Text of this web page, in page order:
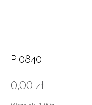
P 0840
0,00 zł